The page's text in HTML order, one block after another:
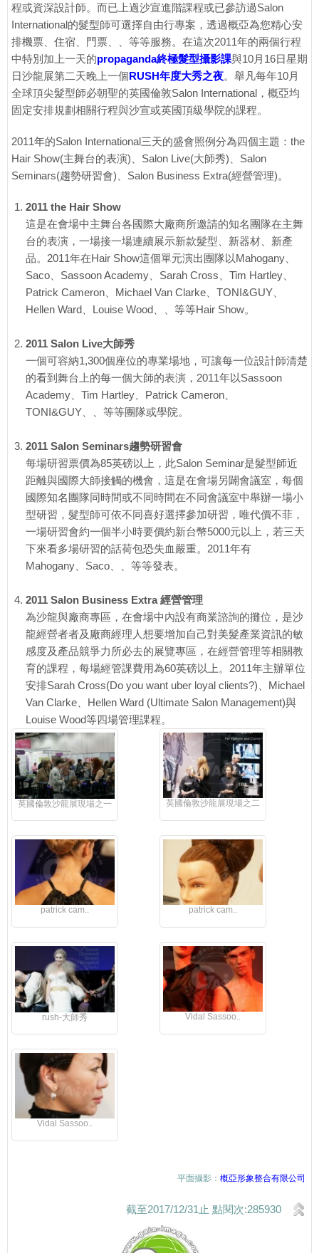
程或資深設計師。而已上過沙宣進階課程或已參訪過Salon
International的髮型師可選擇自由行專案，透過概亞為您精心安
排機票、住宿、門票、、等等服務。在這次2011年的兩個行程
中特別加上一天的propaganda終極髮型攝影課與10月16日星期
日沙龍展第二天晚上一個RUSH年度大秀之夜。舉凡每年10月
全球頂尖髮型師必朝聖的英國倫敦Salon International，概亞均
固定安排規劃相關行程與沙宣或英國頂級學院的課程。
2011年的Salon International三天的盛會照例分為四個主題：the
Hair Show(主舞台的表演)、Salon Live(大師秀)、Salon
Seminars(趨勢研習會)、Salon Business Extra(經營管理)。
2011 the Hair Show
這是在會場中主舞台各國際大廠商所邀請的知名團隊在主舞
台的表演，一場接一場連續展示新款髮型、新器材、新產
品。2011年在Hair Show這個單元演出團隊以Mahogany、
Saco、Sassoon Academy、Sarah Cross、Tim Hartley、
Patrick Cameron、Michael Van Clarke、TONI&GUY、
Hellen Ward、Louise Wood、、等等Hair Show。
2011 Salon Live大師秀
一個可容納1,300個座位的專業場地，可讓每一位設計師清楚
的看到舞台上的每一個大師的表演，2011年以Sassoon
Academy、Tim Hartley、Patrick Cameron、
TONI&GUY、、等等團隊或學院。
2011 Salon Seminars趨勢研習會
每場研習票價為85英磅以上，此Salon Seminar是髮型師近
距離與國際大師接觸的機會，這是在會場另闢會議室，每個
國際知名團隊同時間或不同時間在不同會議室中舉辦一場小
型研習，髮型師可依不同喜好選擇參加研習，唯代價不菲，
一場研習會約一個半小時要價約新台幣5000元以上，若三天
下來看多場研習的話荷包恐失血嚴重。2011年有
Mahogany、Saco、、等等發表。
2011 Salon Business Extra 經營管理
為沙龍與廠商專區，在會場中內設有商業諮詢的攤位，是沙
龍經營者者及廠商經理人想要增加自己對美髮產業資訊的敏
感度及產品競爭力所必去的展覽專區，在經營管理等相關教
育的課程，每場經管課費用為60英磅以上。2011年主辦單位
安排Sarah Cross(Do you want uber loyal clients?)、Michael
Van Clarke、Hellen Ward (Ultimate Salon Management)與
Louise Wood等四場管理課程。
英國倫敦沙龍展現場之一 英國倫敦沙龍展現場之二
patrick cam.. patrick cam..
rush-大師秀 Vidal Sassoo..
Vidal Sassoo..
平面攝影： 概亞形象整合有限公司
截至2017/12/31止 點閱次:285930